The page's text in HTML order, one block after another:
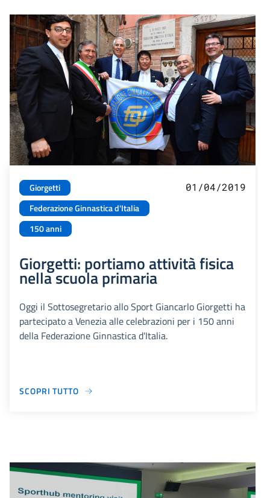
Giorgetti
Federazione Ginnastica d'Italia
150 anni
01/04/2019
Giorgetti: portiamo attività fisica
nella scuola primaria
Oggi il Sottosegretario allo Sport Giancarlo Giorgetti ha
partecipato a Venezia alle celebrazioni per i 150 anni
della Federazione Ginnastica d'Italia.
SCOPRI TUTTO